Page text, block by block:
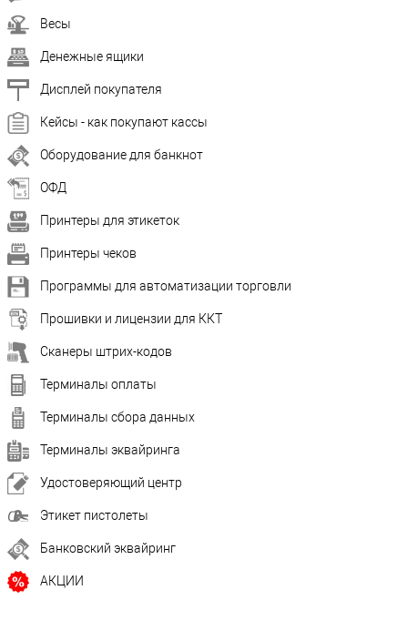
Весы
Денежные ящики
Дисплей покупателя
Кейсы - как покупают кассы
Оборудование для банкнот
ОФД
Принтеры для этикеток
Принтеры чеков
Программы для автоматизации торговли
Прошивки и лицензии для ККТ
Сканеры штрих-кодов
Терминалы оплаты
Терминалы сбора данных
Терминалы эквайринга
Удостоверяющий центр
Этикет пистолеты
Банковский эквайринг
АКЦИИ